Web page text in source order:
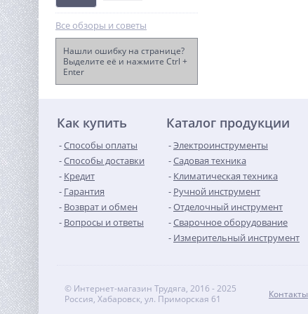
Швонарезчик TOR CC-300
(Honda)
Все обзоры и советы
Нашли ошибку на странице?
Выделите её и нажмите Ctrl +
Enter
Как купить
Способы оплаты
Способы доставки
Кредит
Гарантия
Возврат и обмен
Вопросы и ответы
Каталог продукции
Электроинструменты
Садовая техника
Климатическая техника
Ручной инструмент
Отделочный инструмент
Сварочное оборудование
Измерительный инструмент
© Интернет-магазин Трудяга, 2016 - 2025
Россия, Хабаровск, ул. Приморская 61
Контакты